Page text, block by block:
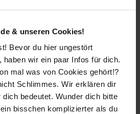
& unseren Cookies!
Bevor du hier ungestört
wir ein paar Infos für dich.
mal was von Cookies gehört!?
Schlimmes. Wir erklären dir
bedeutet. Wunder dich bitte
bisschen komplizierter als du
Kürze:
Trainee-Programm dauert 18
Unternehmenszentrale
Bonn möglich. Das technische
geht über 24 Monate und